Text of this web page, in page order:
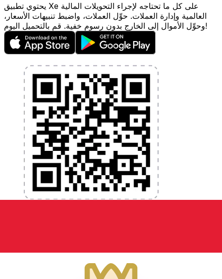
يحتوي تطبيق Xe على كل ما تحتاجه لإجراء التحويلات المالية
العالمية وإدارة العملات. حوِّل العملات، واضبط تنبيهات الأسعار،
وحوِّل الأموال إلى الخارج بدون رسوم خفية. قم بالتحميل اليوم!